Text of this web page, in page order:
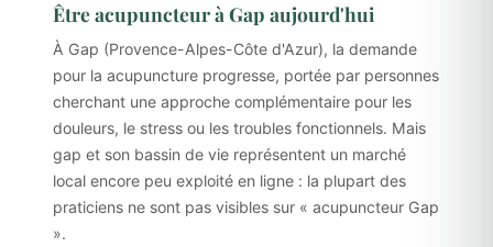
Être acupuncteur à Gap aujourd'hui
À Gap (Provence-Alpes-Côte d'Azur), la demande
pour la acupuncture progresse, portée par personnes
cherchant une approche complémentaire pour les
douleurs, le stress ou les troubles fonctionnels. Mais
gap et son bassin de vie représentent un marché
local encore peu exploité en ligne : la plupart des
praticiens ne sont pas visibles sur « acupuncteur Gap
».